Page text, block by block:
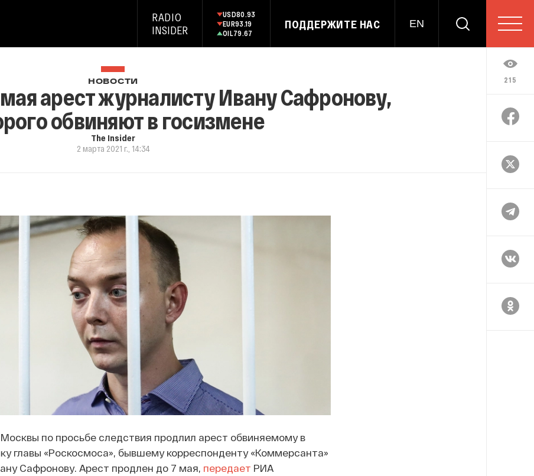
RADIO
INSIDER
USD80.93
EUR93.19
OIL79.67
ПОДДЕРЖИТЕ НАС EN
215
НОВОСТИ
арест журналисту Ивану Сафронову,
обвиняют в госизмене
The Insider
2 марта 2021 г., 14:34
по просьбе следствия продлил арест обвиняемому в
главы «Роскосмоса», бывшему корреспонденту «Коммерсанта»
Сафронову. Арест продлен до 7 мая, передает РИА